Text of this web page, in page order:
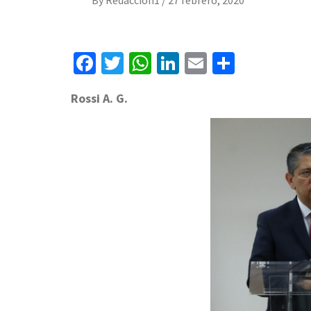
Facebook
Twitter
WhatsApp
LinkedIn
Email
Rossi A. G.